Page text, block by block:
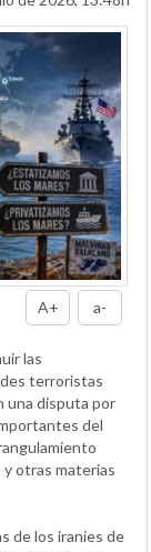
A+ a-
las
terroristas
una disputa por
del
otras materias
de los iraníes de